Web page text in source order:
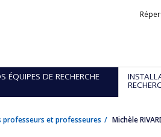
ÉQUIPES DE RECHERCHE
professeurs et professeures Michèle